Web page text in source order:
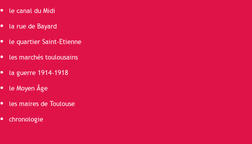
le canal du Midi
la rue de Bayard
le quartier Saint-Etienne
les marchés toulousains
la guerre 1914-1918
le Moyen Âge
les maires de Toulouse
chronologie